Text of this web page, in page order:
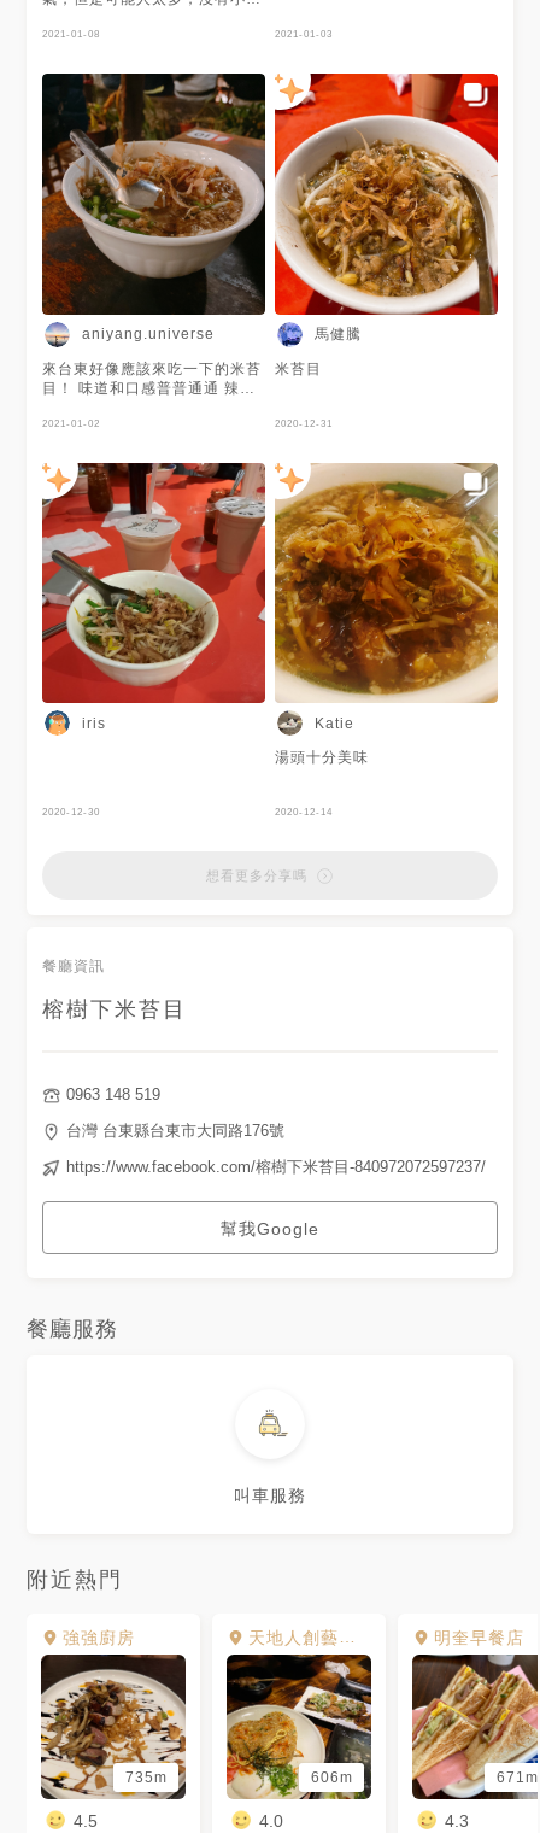
商圈
2021-01-08 2021-01-03
aniyang.universe
來台東好像應該來吃一下的米苔
目！ 味道和口感普普通通 辣椒
榕樹下米苔目#台東美食#排隊
#aniyangtravelwithfoodintaiwan
2021-01-02
馬健騰
米苔目
2020-12-31
iris
2020-12-30
Katie
湯頭十分美味
2020-12-14
想看更多分享嗎
餐廳資訊
榕樹下米苔目
0963 148 519
台灣 台東縣台東市大同路176號
https://www.facebook.com/榕樹下米苔目-840972072597237/
幫我Google
餐廳服務
叫車服務
附近熱門
強強廚房
735m
4.5
天地人創藝料理
606m
4.0
明奎早餐店
671m
4.3